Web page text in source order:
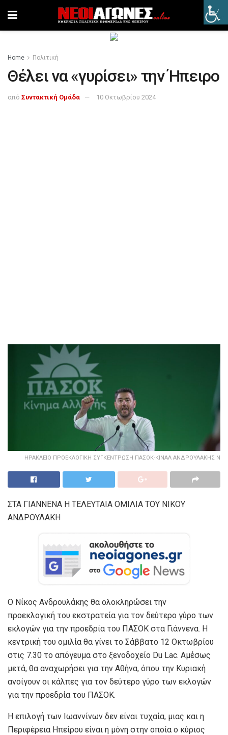
Home Πολιτική
Θέλει να «γυρίσει» την Ήπειρο
από Συντακτική Ομάδα 10 Οκτωβρίου 2024
ΗΡΑΚΛΕΙΟ ΠΡΟΕΚΛΟΓΙΚΗ ΣΥΓΚΕΝΤΡΩΣΗ ΠΑΣΟΚ-ΚΙΝΑΛ ΑΝΔΡΟΥΛΑΚΗΣ Ν
ΣΤΑ ΓΙΑΝΝΕΝΑ Η ΤΕΛΕΥΤΑΙΑ ΟΜΙΛΙΑ ΤΟΥ ΝΙΚΟΥ
ΑΝΔΡΟΥΛΑΚΗ
Ο Νίκος Ανδρουλάκης θα ολοκληρώσει την
προεκλογική του εκστρατεία για τον δεύτερο γύρο των
εκλογών για την προεδρία του ΠΑΣΟΚ στα Γιάννενα. Η
κεντρική του ομιλία θα γίνει το Σάββατο 12 Οκτωβρίου
στις 7.30 το απόγευμα στο ξενοδοχείο Du Lac. Αμέσως
μετά, θα αναχωρήσει για την Αθήνα, όπου την Κυριακή
ανοίγουν οι κάλπες για τον δεύτερο γύρο των εκλογών
για την προεδρία του ΠΑΣΟΚ.
Η επιλογή των Ιωαννίνων δεν είναι τυχαία, μιας και η
Περιφέρεια Ηπείρου είναι η μόνη στην οποία ο κύριος